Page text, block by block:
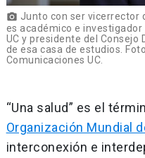
photo_camera Junto con ser vicerrector
es académico e
UC y presidente del Consejo
de esa casa de estudios.
Comunicaciones UC.
“Una salud” es el
Organización Mundial
interconexión e